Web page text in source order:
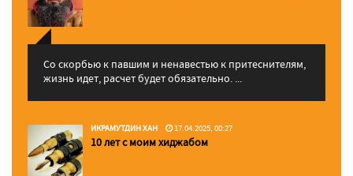
Со скорбью к павшим и ненавестью к притеснителям,
жизнь идет, расчет будет обязательно. ...
ИКРАМУТДИН ХАН 17.04.2025, 00:27
10 лет с моим хиджабом